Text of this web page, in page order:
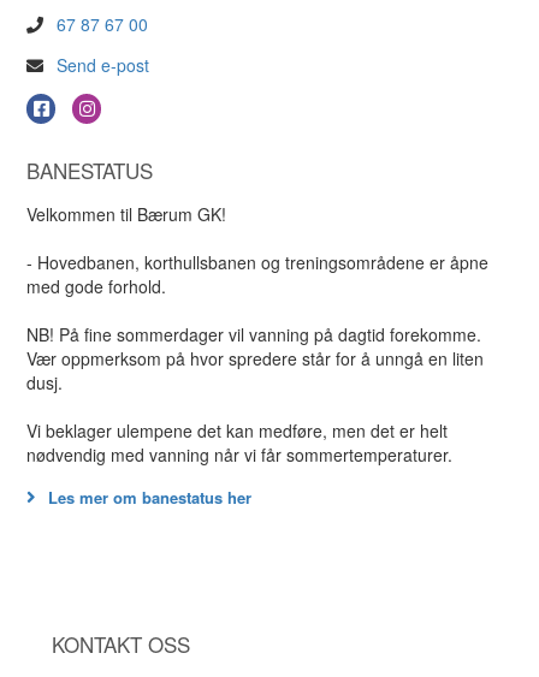
67 87 67 00
Send e-post
BANESTATUS
Velkommen til Bærum GK!
- Hovedbanen, korthullsbanen og treningsområdene er åpne
med gode forhold.
NB! På fine sommerdager vil vanning på dagtid forekomme.
Vær oppmerksom på hvor spredere står for å unngå en liten
dusj.
Vi beklager ulempene det kan medføre, men det er helt
nødvendig med vanning når vi får sommertemperaturer.
Les mer om banestatus her
KONTAKT OSS